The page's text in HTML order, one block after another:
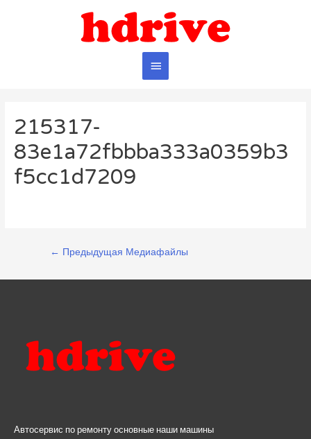
Главное
215317-
83e1a72fbbba333a0359b3
f5cc1d7209
Навигация
по
← Предыдущая Медиафайлы
Автосервис по ремонту основные наши машины